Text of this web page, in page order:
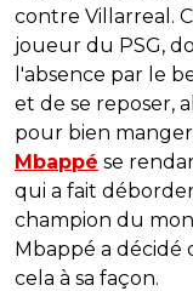
contre Villarreal.
joueur du PSG,
l'absence par le
et de se reposer,
pour bien
Mbappé se
qui a fait
champion du
Mbappé a décidé
cela à sa façon.